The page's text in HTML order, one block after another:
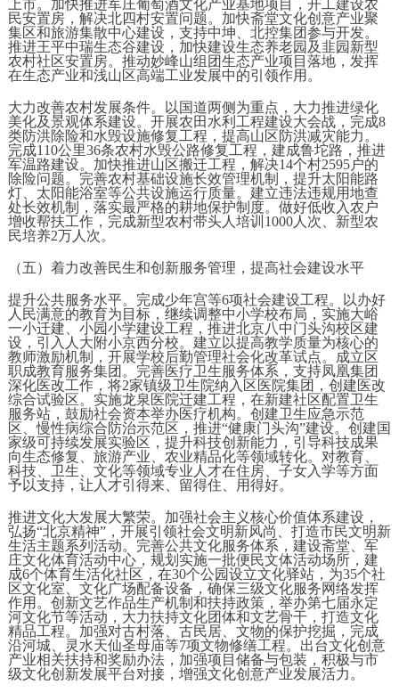
上市。加快推进军庄葡萄酒文化产业基地项目，开工建设农
民安置房，解决北四村安置问题。加快斋堂文化创意产业聚
集区和旅游集散中心建设，支持中坤、北控集团参与开发。
推进王平中瑞生态谷建设，加快建设生态养老园及韭园新型
农村社区安置房。推动妙峰山组团生态产业项目落地，发挥
在生态产业和浅山区高端工业发展中的引领作用。
大力改善农村发展条件。以国道两侧为重点，大力推进绿化
美化及景观体系建设。开展农田水利工程建设大会战，完成8
类防洪除险和水毁设施修复工程，提高山区防洪减灾能力。
完成110公里36条农村水毁公路修复工程，建成鲁坨路，推进
军温路建设。加快推进山区搬迁工程，解决14个村2595户的
除险问题。完善农村基础设施长效管理机制，提升太阳能路
灯、太阳能浴室等公共设施运行质量。建立违法违规用地查
处长效机制，落实最严格的耕地保护制度。做好低收入农户
增收帮扶工作，完成新型农村带头人培训1000人次、新型农
民培养2万人次。
（五）着力改善民生和创新服务管理，提高社会建设水平
提升公共服务水平。完成少年宫等6项社会建设工程。以办好
人民满意的教育为目标，继续调整中小学校布局，实施大峪
一小迁建、小园小学建设工程，推进北京八中门头沟校区建
设，引入人大附小京西分校。建立以提高教学质量为核心的
教师激励机制，开展学校后勤管理社会化改革试点。成立区
职成教育服务集团。完善医疗卫生服务体系，支持凤凰集团
深化医改工作，将2家镇级卫生院纳入区医院集团，创建医改
综合试验区。实施龙泉医院迁建工程，在新建社区配置卫生
服务站，鼓励社会资本举办医疗机构。创建卫生应急示范
区、慢性病综合防治示范区，推进“健康门头沟”建设。创建国
家级可持续发展实验区，提升科技创新能力，引导科技成果
向生态修复、旅游产业、农业精品化等领域转化。对教育、
科技、卫生、文化等领域专业人才在住房、子女入学等方面
予以支持，让人才引得来、留得住、用得好。
推进文化大发展大繁荣。加强社会主义核心价值体系建设，
弘扬“北京精神”，开展引领社会文明新风尚、打造市民文明新
生活主题系列活动。完善公共文化服务体系，建设斋堂、军
庄文化体育活动中心，规划实施一批便民文体活动场所，建
成6个体育生活化社区，在30个公园设立文化驿站，为35个社
区文化室、文化广场配备设备，确保三级文化服务网络发挥
作用。创新文艺作品生产机制和扶持政策，举办第七届永定
河文化节等活动，大力扶持文化团体和文艺骨干，打造文化
精品工程。加强对古村落、古民居、文物的保护挖掘，完成
沿河城、灵水天仙圣母庙等7项文物修缮工程。出台文化创意
产业相关扶持和奖励办法，加强项目储备与包装，积极与市
级文化创新发展平台对接，增强文化创意产业发展活力。